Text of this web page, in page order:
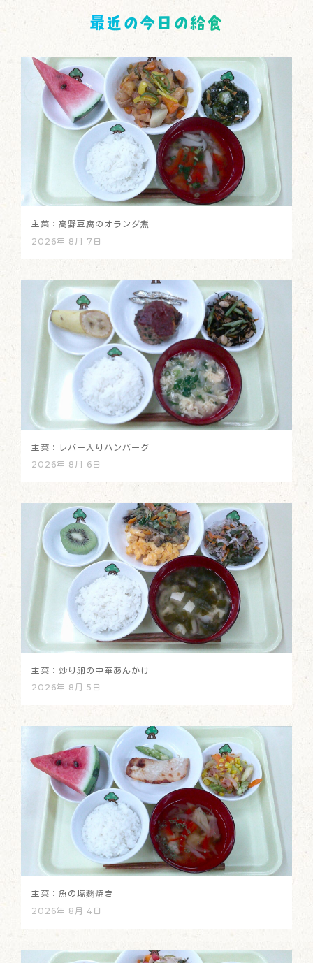
最近の今日の給食
主菜：高野豆腐のオランダ煮
2026年 8月 7日
主菜：レバー入りハンバーグ
2026年 8月 6日
主菜：炒り卵の中華あんかけ
2026年 8月 5日
主菜：魚の塩麴焼き
2026年 8月 4日